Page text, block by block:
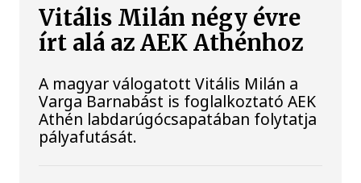
Vitális Milán négy évre
írt alá az AEK Athénhoz
A magyar válogatott Vitális Milán a
Varga Barnabást is foglalkoztató AEK
Athén labdarúgócsapatában folytatja
pályafutását.